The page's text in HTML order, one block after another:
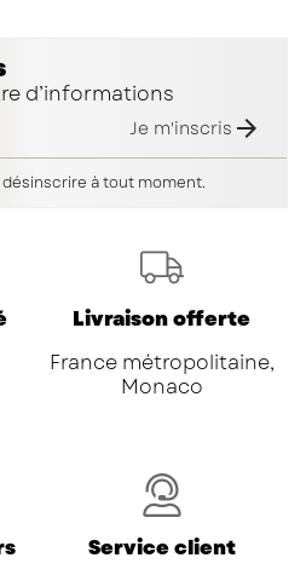
d’informations
Je m'inscris 
à tout moment.
Livraison offerte
France métropolitaine,
Monaco
Service client